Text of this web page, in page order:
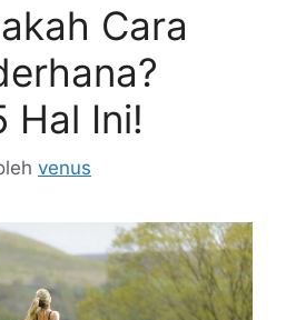
Cara
Hal Ini!
venus